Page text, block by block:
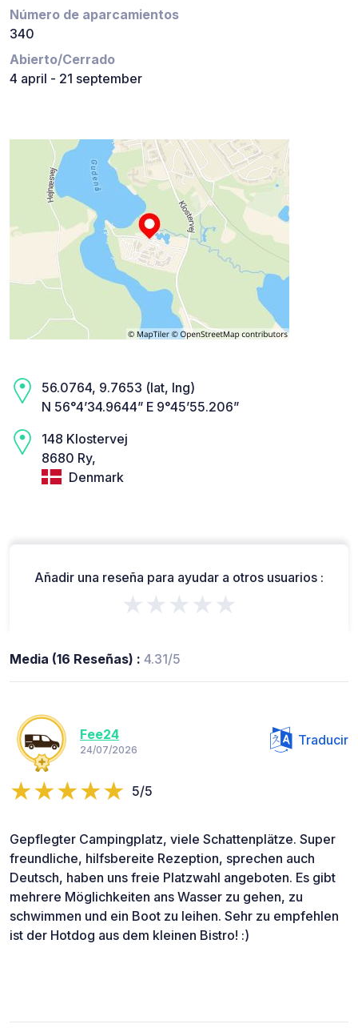
Número de aparcamientos
340
Abierto/Cerrado
4 april - 21 september
56.0764, 9.7653 (lat, lng)
N 56°4’34.9644” E 9°45’55.206”
148 Klostervej
8680 Ry,
Denmark
Añadir una reseña para ayudar a otros usuarios :
★★★★★
Media (16 Reseñas) : 4.31/5
Fee24
24/07/2026
Traducir
5/5
Gepflegter Campingplatz, viele Schattenplätze. Super
freundliche, hilfsbereite Rezeption, sprechen auch
Deutsch, haben uns freie Platzwahl angeboten. Es gibt
mehrere Möglichkeiten ans Wasser zu gehen, zu
schwimmen und ein Boot zu leihen. Sehr zu empfehlen
ist der Hotdog aus dem kleinen Bistro! :)